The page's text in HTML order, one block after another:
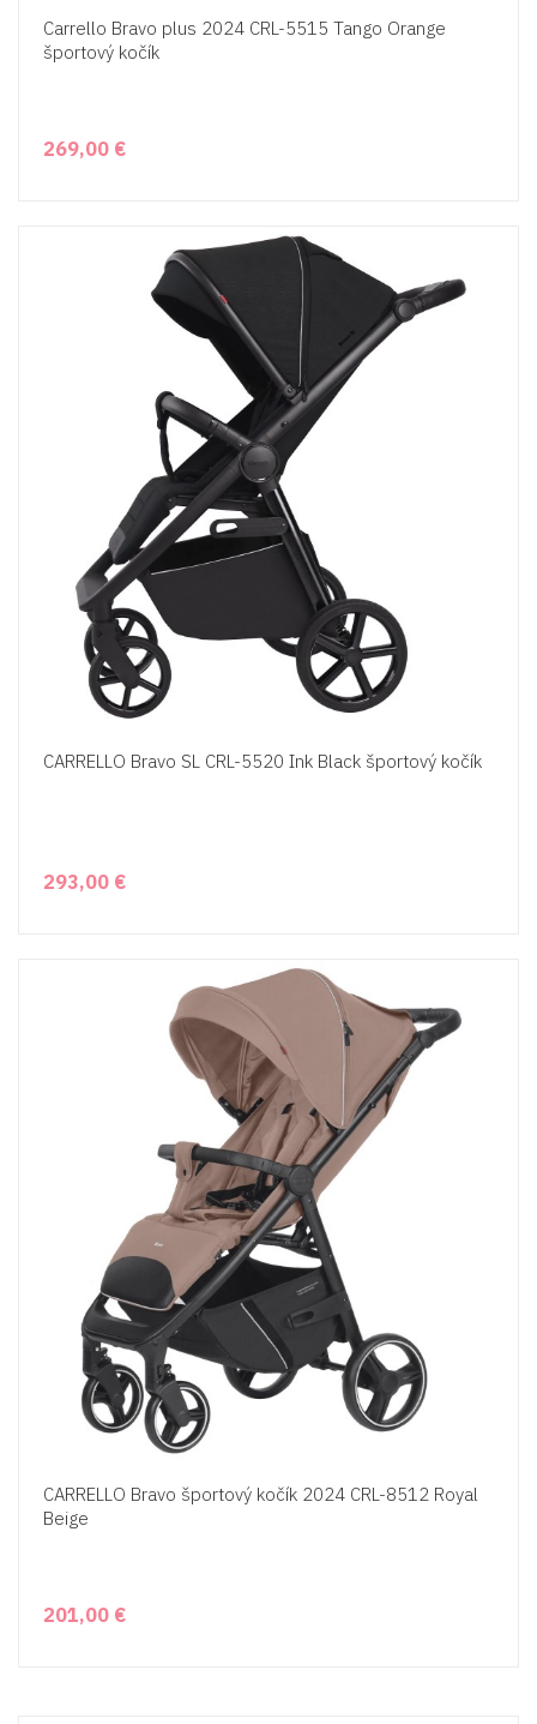
Carrello Bravo plus 2024 CRL-5515 Tango Orange
športový kočík
269,00 €
CARRELLO Bravo SL CRL-5520 Ink Black športový kočík
293,00 €
CARRELLO Bravo športový kočík 2024 CRL-8512 Royal
Beige
201,00 €